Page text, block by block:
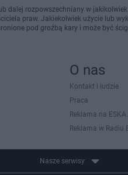
dalej rozpowszechniany w
praw. Jakiekolwiek użycie lub
pod groźbą kary i może być
O nas
Kontakt i ludzie
Praca
Reklama na
Reklama w Radiu
Nasze serwisy